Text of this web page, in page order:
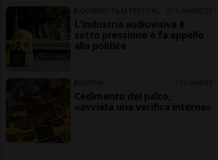
LOCARNO FILM FESTIVAL 11 ore 6 22
L'industria audiovisiva è
sotto pressione e fa appello
alla politica
ASCONA 12 ore 32
Cedimento del palco,
«avviata una verifica interna»